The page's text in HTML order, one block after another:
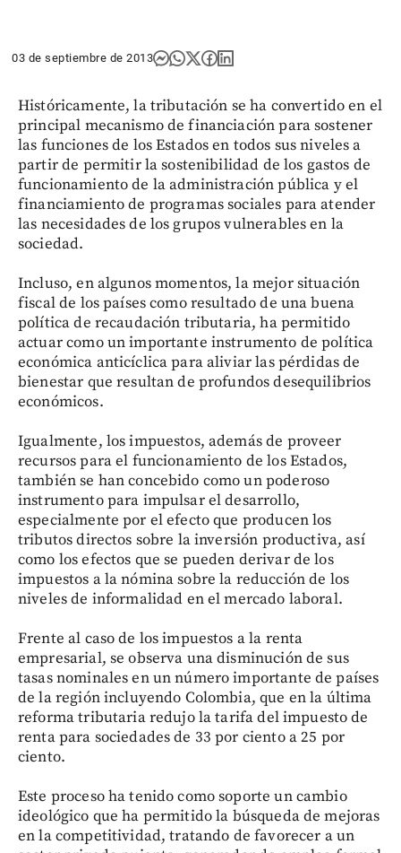
03 de septiembre de 2013
Históricamente, la tributación se ha convertido en el
principal mecanismo de financiación para sostener
las funciones de los Estados en todos sus niveles a
partir de permitir la sostenibilidad de los gastos de
funcionamiento de la administración pública y el
financiamiento de programas sociales para atender
las necesidades de los grupos vulnerables en la
sociedad.
Incluso, en algunos momentos, la mejor situación
fiscal de los países como resultado de una buena
política de recaudación tributaria, ha permitido
actuar como un importante instrumento de política
económica anticíclica para aliviar las pérdidas de
bienestar que resultan de profundos desequilibrios
económicos.
Igualmente, los impuestos, además de proveer
recursos para el funcionamiento de los Estados,
también se han concebido como un poderoso
instrumento para impulsar el desarrollo,
especialmente por el efecto que producen los
tributos directos sobre la inversión productiva, así
como los efectos que se pueden derivar de los
impuestos a la nómina sobre la reducción de los
niveles de informalidad en el mercado laboral.
Frente al caso de los impuestos a la renta
empresarial, se observa una disminución de sus
tasas nominales en un número importante de países
de la región incluyendo Colombia, que en la última
reforma tributaria redujo la tarifa del impuesto de
renta para sociedades de 33 por ciento a 25 por
ciento.
Este proceso ha tenido como soporte un cambio
ideológico que ha permitido la búsqueda de mejoras
en la competitividad, tratando de favorecer a un